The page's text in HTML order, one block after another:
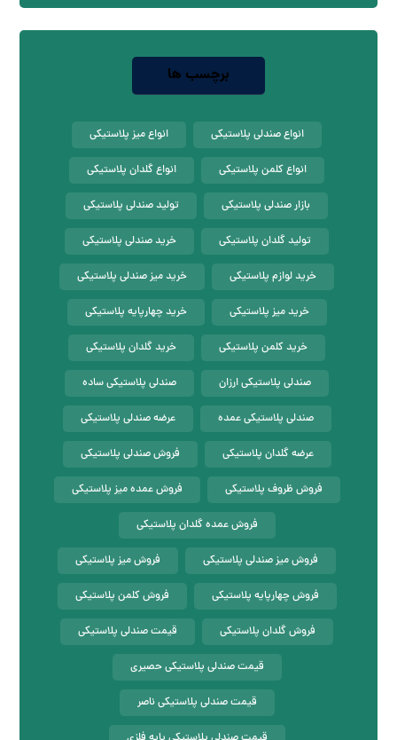
برچسب ها
انواع صندلی پلاستیکی انواع میز پلاستیکی
انواع کلمن پلاستیکی انواع گلدان پلاستیکی
بازار صندلی پلاستیکی تولید صندلی پلاستیکی
تولید گلدان پلاستیکی خرید صندلی پلاستیکی
خرید لوازم پلاستیکی خرید میز صندلی پلاستیکی
خرید میز پلاستیکی خرید چهارپایه پلاستیکی
خرید کلمن پلاستیکی خرید گلدان پلاستیکی
صندلی پلاستیکی ارزان صندلی پلاستیکی ساده
صندلی پلاستیکی عمده عرضه صندلی پلاستیکی
عرضه گلدان پلاستیکی فروش صندلی پلاستیکی
فروش ظروف پلاستیکی فروش عمده میز پلاستیکی
فروش عمده گلدان پلاستیکی
فروش میز صندلی پلاستیکی فروش میز پلاستیکی
فروش چهارپایه پلاستیکی فروش کلمن پلاستیکی
فروش گلدان پلاستیکی قیمت صندلی پلاستیکی
قیمت صندلی پلاستیکی حصیری
قیمت صندلی پلاستیکی ناصر